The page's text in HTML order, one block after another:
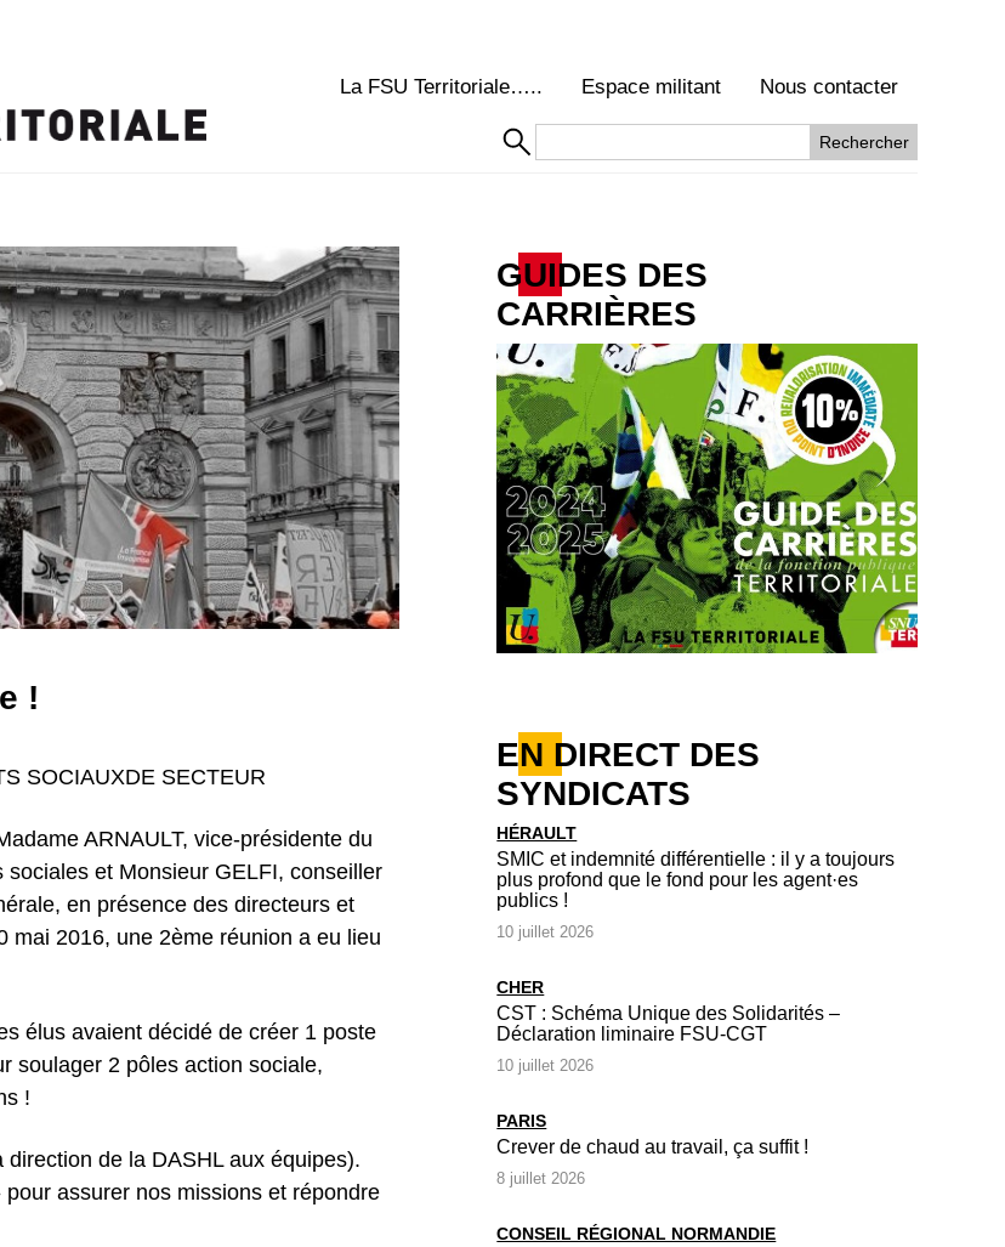
La FSU Territoriale….. Espace militant Nous contacter
!
SOCIAUXDE SECTEUR
ARNAULT, vice-présidente du
et Monsieur GELFI, conseiller
en présence des directeurs et
mai 2016, une 2ème réunion a eu lieu
élus avaient décidé de créer 1 poste
soulager 2 pôles action sociale,
!
de la DASHL aux équipes).
assurer nos missions et répondre
GUIDES DES
CARRIÈRES
EN DIRECT DES
SYNDICATS
HÉRAULT
SMIC et indemnité différentielle : il y a toujours
plus profond que le fond pour les agent·es
publics !
10 juillet 2026
CHER
CST : Schéma Unique des Solidarités –
Déclaration liminaire FSU-CGT
10 juillet 2026
PARIS
Crever de chaud au travail, ça suffit !
8 juillet 2026
CONSEIL RÉGIONAL NORMANDIE